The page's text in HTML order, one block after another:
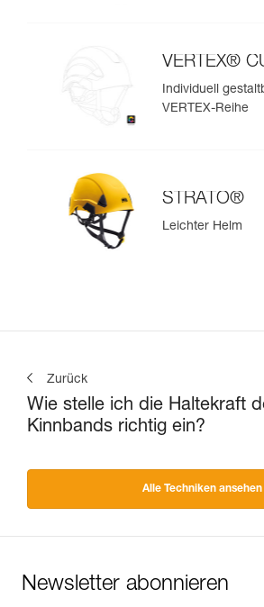
VERTEX®
Individuell
VERTEX-Reihe
STRATO®
Leichter Helm
Zurück
Wie stelle ich die Haltekraft
Kinnbands richtig ein?
Alle Techniken ansehen
Newsletter abonnieren